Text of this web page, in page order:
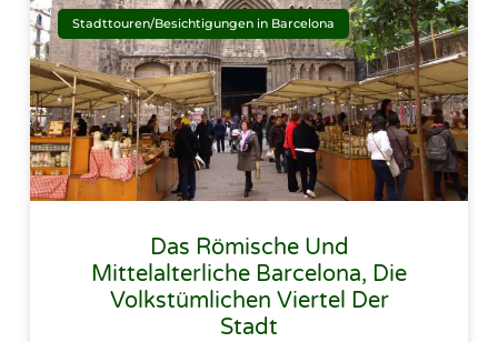
Stadttouren/Besichtigungen in Barcelona
Das Römische Und
Mittelalterliche Barcelona, Die
Volkstümlichen Viertel Der
Stadt